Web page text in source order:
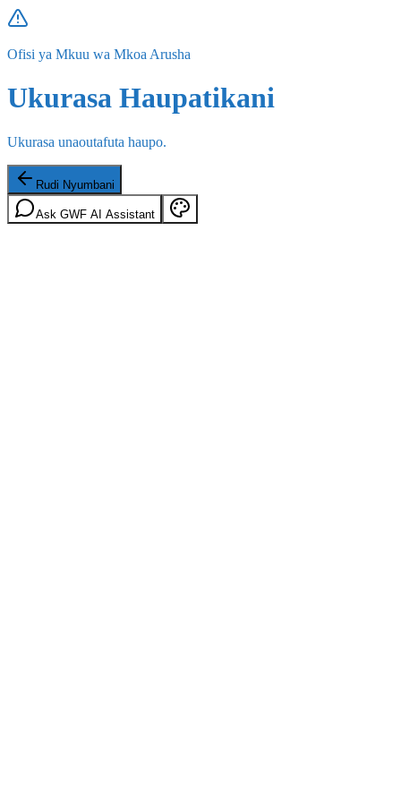
Ofisi ya Mkuu wa Mkoa Arusha
Ukurasa Haupatikani
Ukurasa unaoutafuta haupo.
Rudi Nyumbani
Ask GWF AI Assistant